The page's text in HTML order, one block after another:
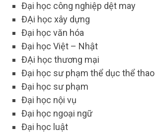
Đại học công nghiệp dệt may
ĐẠi học xây dựng
Đại học văn hóa
Đại học Việt – Nhật
ĐẠi học thương mại
Đại học sư phạm thể dục thể thao
Đại học sư phạm
Đại học nội vụ
Đại học ngoại ngữ
Đại học luật